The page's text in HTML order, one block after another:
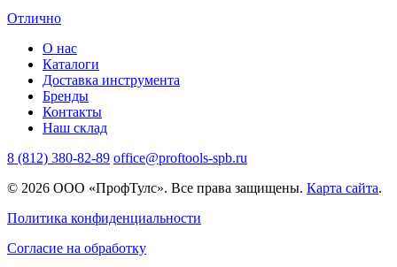
Отлично
О нас
Каталоги
Доставка инструмента
Бренды
Контакты
Наш склад
8 (812) 380-82-89 office@proftools-spb.ru
© 2026 ООО «ПрофТулс». Все права защищены. Карта сайта.
Политика конфиденциальности
Согласие на обработку